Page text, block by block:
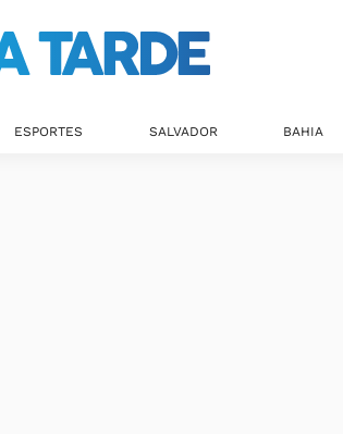
ESPORTES SALVADOR BAHIA